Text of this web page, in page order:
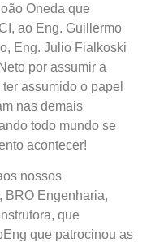
Oneda que
ao Eng. Guillermo
Eng. Julio Fialkoski
por assumir a
assumido o papel
nas demais
todo mundo se
acontecer!
nossos
BRO Engenharia,
que
que patrocinou as